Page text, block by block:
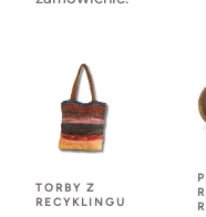
TORBY Z
RECYKLINGU